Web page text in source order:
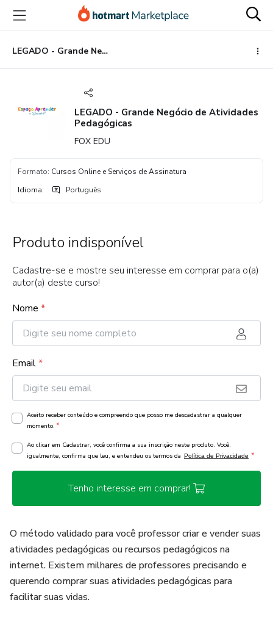
para
conteúdo
principal
para
pagamento
para
rodapé
LEGADO - Grande Negócio de Atividades Pedagógicas
LEGADO - Grande Negócio de Atividades
Pedagógicas
FOX EDU
Formato: Cursos Online e Serviços de Assinatura
Idioma: Português
Produto indisponível
Cadastre-se e mostre seu interesse em comprar para o(a)
autor(a) deste curso!
Nome *
Email*
Aceito receber conteúdo e compreendo que posso me descadastrar a qualquer
momento. *
Ao clicar em Cadastrar, você confirma a sua inscrição neste produto. Você,
igualmente, confirma que leu, e entendeu os termos da Política de Privacidade *
Tenho interesse em comprar!
O método validado para você professor criar e vender suas
atividades pedagógicas ou recursos pedagógicos na
internet. Existem milhares de professores precisando e
querendo comprar suas atividades pedagógicas para
facilitar suas vidas.